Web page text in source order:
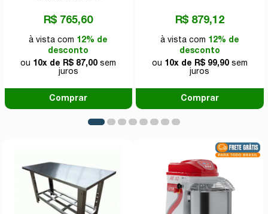
R$ 765,60
à vista com 12% de
desconto
ou 10x de R$ 87,00 sem
juros
Comprar
R$ 879,12
à vista com 12% de
desconto
ou 10x de R$ 99,90sem
juros
Comprar